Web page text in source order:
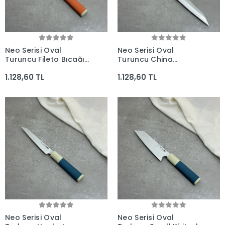
Neo Serisi Oval
Turuncu Fileto Bıçağı
Kocakaya El Yapımı
1.128,60 TL
Neo Serisi Oval
Turuncu China
285mm Namlu -
Şef Bıçakları
1.128,60 TL
Neo Serisi Oval
Neo Serisi Oval